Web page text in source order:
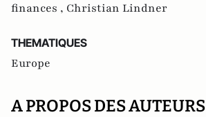
finances , Christian Lindner
THEMATIQUES
Europe
A PROPOS DES AUTEURS